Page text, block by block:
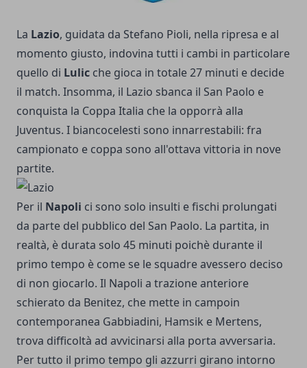
La Lazio, guidata da Stefano Pioli, nella ripresa e al
momento giusto, indovina tutti i cambi in particolare
quello di Lulic che gioca in totale 27 minuti e decide
il match. Insomma, il Lazio sbanca il San Paolo e
conquista la Coppa Italia che la opporrà alla
Juventus. I biancocelesti sono innarrestabili: fra
campionato e coppa sono all'ottava vittoria in nove
partite.
Per il Napoli ci sono solo insulti e fischi prolungati
da parte del pubblico del San Paolo. La partita, in
realtà, è durata solo 45 minuti poichè durante il
primo tempo è come se le squadre avessero deciso
di non giocarlo. Il Napoli a trazione anteriore
schierato da Benitez, che mette in campoin
contemporanea Gabbiadini, Hamsik e Mertens,
trova difficoltà ad avvicinarsi alla porta avversaria.
Per tutto il primo tempo gli azzurri girano intorno